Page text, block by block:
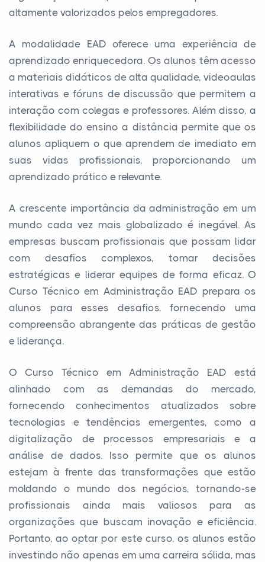
altamente valorizados pelos empregadores.
A modalidade EAD oferece uma experiência de
aprendizado enriquecedora. Os alunos têm acesso
a materiais didáticos de alta qualidade, videoaulas
interativas e fóruns de discussão que permitem a
interação com colegas e professores. Além disso, a
flexibilidade do ensino a distância permite que os
alunos apliquem o que aprendem de imediato em
suas vidas profissionais, proporcionando um
aprendizado prático e relevante.
A crescente importância da administração em um
mundo cada vez mais globalizado é inegável. As
empresas buscam profissionais que possam lidar
com desafios complexos, tomar decisões
estratégicas e liderar equipes de forma eficaz. O
Curso Técnico em Administração EAD prepara os
alunos para esses desafios, fornecendo uma
compreensão abrangente das práticas de gestão
e liderança.
O Curso Técnico em Administração EAD está
alinhado com as demandas do mercado,
fornecendo conhecimentos atualizados sobre
tecnologias e tendências emergentes, como a
digitalização de processos empresariais e a
análise de dados. Isso permite que os alunos
estejam à frente das transformações que estão
moldando o mundo dos negócios, tornando-se
profissionais ainda mais valiosos para as
organizações que buscam inovação e eficiência.
Portanto, ao optar por este curso, os alunos estão
investindo não apenas em uma carreira sólida, mas